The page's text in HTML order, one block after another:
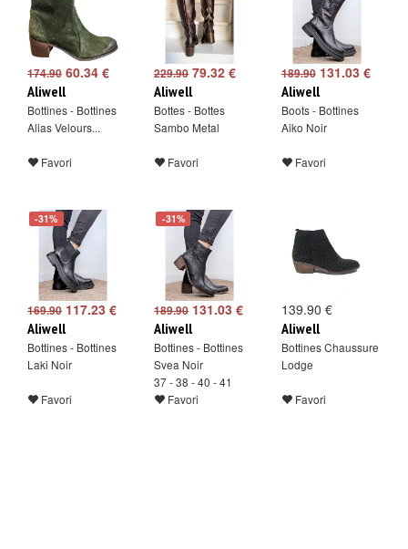
174.90 60.34 €
Aliwell
Bottines - Bottines
Alias Velours...
Favori
229.9079.32 €
Aliwell
Bottes - Bottes
Sambo Metal
Favori
189.90131.03 €
Aliwell
Boots - Bottines
Aiko Noir
Favori
-31%
169.90 117.23 €
Aliwell
Bottines - Bottines
Laki Noir
Favori
-31%
189.90131.03 €
Aliwell
Bottines - Bottines
Svea Noir
37 - 38 - 40 - 41
Favori
139.90 €
Aliwell
Bottines Chaussure
Lodge
Favori